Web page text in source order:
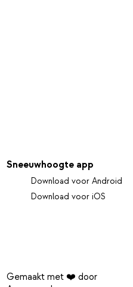
Sneeuwhoogte app
Download voor Android
Download voor iOS
Gemaakt met ❤️ door